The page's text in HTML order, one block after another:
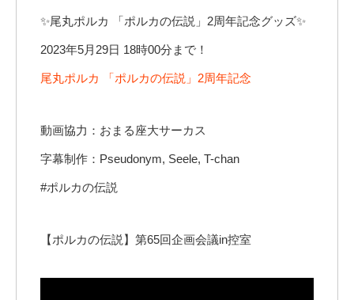
✨尾丸ポルカ 「ポルカの伝説」2周年記念グッズ✨
2023年5月29日 18時00分まで！
尾丸ポルカ 「ポルカの伝説」2周年記念
動画協力：おまる座大サーカス
字幕制作：Pseudonym, Seele, T-chan
#ポルカの伝説
【ポルカの伝説】第65回企画会議in控室